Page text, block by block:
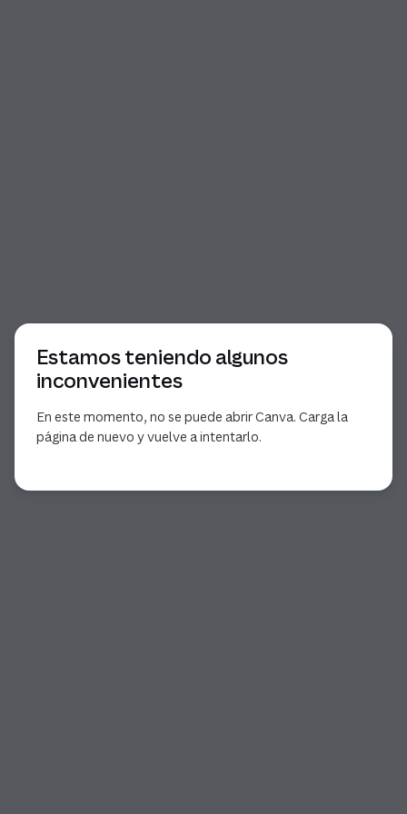
Estamos teniendo algunos
inconvenientes
En este momento, no se puede abrir Canva. Carga la
página de nuevo y vuelve a intentarlo.